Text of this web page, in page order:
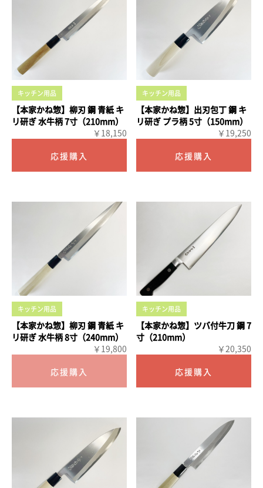
キッチン用品
【本家かね惣】柳刃 鋼 青紙 キ
リ研ぎ 水牛柄 7寸（210mm）
￥18,150
キッチン用品
【本家かね惣】出刃包丁 鋼 キ
リ研ぎ プラ柄 5寸（150mm）
￥19,250
キッチン用品
【本家かね惣】柳刃 鋼 青紙 キ
リ研ぎ 水牛柄 8寸（240mm）
￥19,800
キッチン用品
【本家かね惣】ツバ付牛刀 鋼 7
寸（210mm）
￥20,350